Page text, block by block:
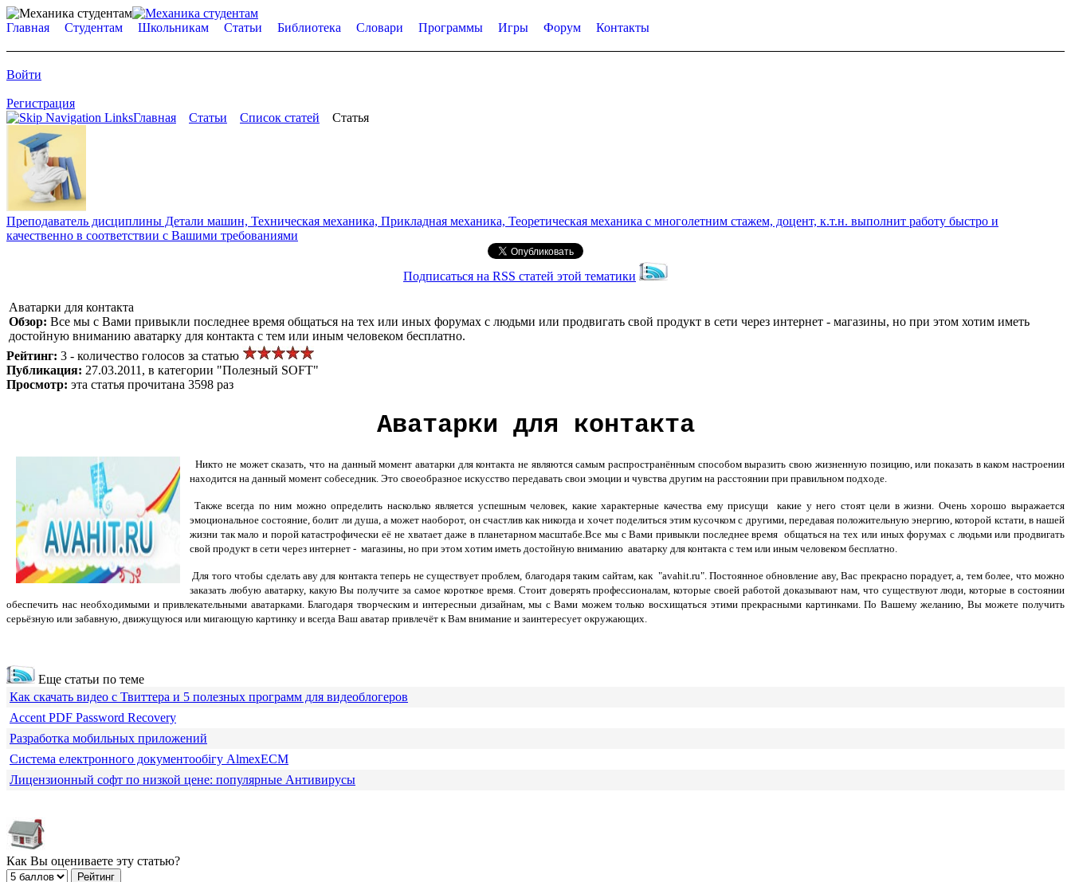
Главная Студентам Школьникам Статьи Библиотека Словари Программы Игры Форум Контакты
Войти
Регистрация
Главная
Статьи Список статей Статья
Преподаватель дисциплины Детали машин, Техническая механика, Прикладная механика, Теоретическая механика с многолетним стажем, доцент, к.т.н. выполнит работу быстро и
качественно в соответствии с Вашими требованиями
Подписаться на RSS статей этой тематики
Аватарки для контакта
Обзор: Все мы с Вами привыкли последнее время общаться на тех или иных форумах с людьми или продвигать свой продукт в сети через интернет - магазины, но при этом хотим иметь
достойную вниманию аватарку для контакта с тем или иным человеком бесплатно.
Рейтинг: 3 - количество голосов за статью
Публикация: 27.03.2011, в категории "Полезный SOFT"
Просмотр: эта статья прочитана 3598 раз
Аватарки для контакта
Никто не может сказать, что на данный момент аватарки для контакта не являются самым распространённым способом выразить свою жизненную позицию, или показать в каком настроении
находится на данный момент собеседник. Это своеобразное искусство передавать свои эмоции и чувства другим на расстоянии при правильном подходе.
Также всегда по ним можно определить насколько является успешным человек, какие характерные качества ему присущи какие у него стоят цели в жизни. Очень хорошо выражается
эмоциональное состояние, болит ли душа, а может наоборот, он счастлив как никогда и хочет поделиться этим кусочком с другими, передавая положительную энергию, которой кстати, в нашей
жизни так мало и порой катастрофически её не хватает даже в планетарном масштабе.Все мы с Вами привыкли последнее время общаться на тех или иных форумах с людьми или продвигать
свой продукт в сети через интернет - магазины, но при этом хотим иметь достойную вниманию аватарку для контакта с тем или иным человеком бесплатно.
Для того чтобы сделать авудля контакта теперь не существует проблем, благодаря таким сайтам, как "avahit.ru". Постоянное обновление аву, Вас прекрасно порадует, а, тем более, что можно
заказать любую аватарку, какую Вы получите за самое короткое время. Стоит доверять профессионалам, которые своей работой доказывают нам, что существуют люди, которые в состоянии
обеспечить нас необходимыми и привлекательными аватарками. Благодаря творческим и интересныи дизайнам, мы с Вами можем только восхищаться этими прекрасными картинками. По Вашему желанию, Вы можете получить
серьёзную или забавную, движущуюся или мигающую картинку и всегда Ваш аватар привлечёт к Вам внимание и заинтересует окружающих.
Еще статьи по теме
Как скачать видео с Твиттера и 5 полезных программ для видеоблогеров
Accent PDF Password Recovery
Разработка мобильных приложений
Система електронного документообігу AlmexECM
Лицензионный софт по низкой цене: популярные Антивирусы
Как Вы оцениваете эту статью?